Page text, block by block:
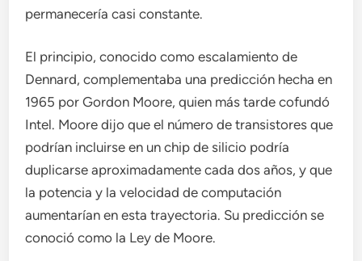
permanecería casi constante.
El principio, conocido como escalamiento de
Dennard, complementaba una predicción hecha en
1965 por Gordon Moore, quien más tarde cofundó
Intel. Moore dijo que el número de transistores que
podrían incluirse en un chip de silicio podría
duplicarse aproximadamente cada dos años, y que
la potencia y la velocidad de computación
aumentarían en esta trayectoria. Su predicción se
conoció como la Ley de Moore.